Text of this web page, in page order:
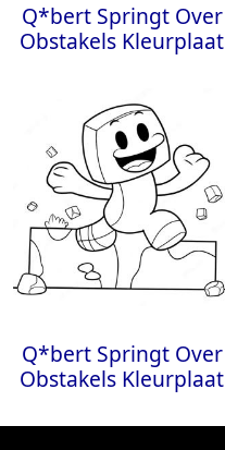
Q*bert Springt Over
Obstakels Kleurplaat
Q*bert Springt Over
Obstakels Kleurplaat